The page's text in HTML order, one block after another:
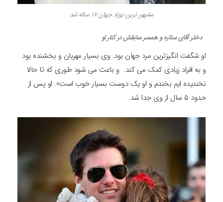
مشهور ترین نوزاد جهان 17 ساله شد
دختر آقای ستاره و همسر سابقش در کنار او
او شگفت انگیزترین مرد جهان بود. وی بسیار مهربان و بخشنده بود
و به افراد زیادی کمک می‌ کند. و باعث می‌ شود طوری که تا حالا
نخندیده ایم بخندم و او یک دوست بسیار خوب است». او پس از
حدود ۵ سال از وی جدا شد.